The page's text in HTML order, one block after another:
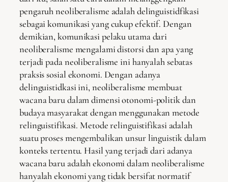
pengaruh neoliberalisme adalah delinguistidfikasi
sebagai komunikasi yang cukup efektif. Dengan
demikian, komunikasi pelaku utama dari
neoliberalisme mengalami distorsi dan apa yang
terjadi pada neoliberalisme ini hanyalah sebatas
praksis sosial ekonomi. Dengan adanya
delinguistidkasi ini, neoliberalisme membuat
wacana baru dalam dimensi otonomi-politik dan
budaya masyarakat dengan menggunakan metode
relinguistifikasi. Metode relinguistifikasi adalah
suatu proses mengembalikan unsur linguistik dalam
konteks tertentu. Hasil yang terjadi dari adanya
wacana baru adalah ekonomi dalam neoliberalisme
hanyalah ekonomi yang tidak bersifat normatif